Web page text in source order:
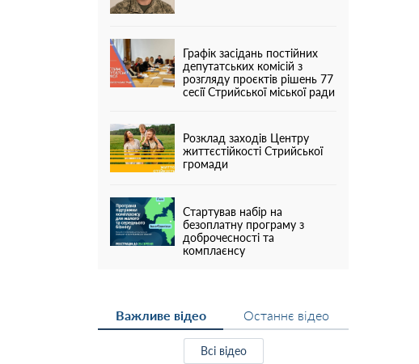
Графік засідань постійних
депутатських комісій з
розгляду проєктів рішень 77
сесії Стрийської міської ради
Розклад заходів Центру
життєстійкості Стрийської
громади
Стартував набір на
безоплатну програму з
доброчесності та
комплаєнсу
Важливе відео Останнє відео
Всі відео